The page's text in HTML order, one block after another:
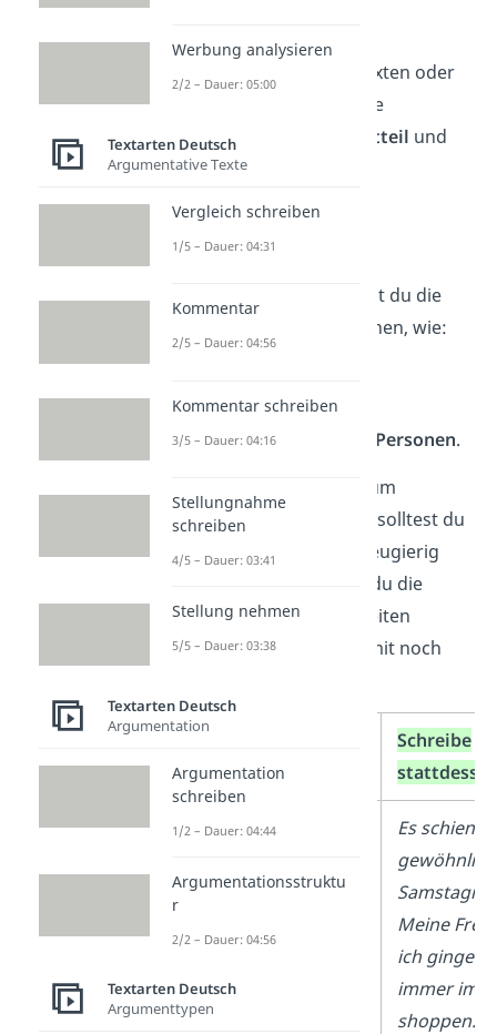
Wie auch in anderen Texten oder
Geschichten gibt es eine
Einleitung
Hauptteil und
denSchluss
Einleitung
nennst du die
wichtigsten Informationen, wie:
dieZeit,
und alle beteiligten Personen.
Auch wenn es erstmal um
allgemeine Dinge geht, solltest du
den Leser hier schon neugierig
machen. Dafür kannst du die
Geschichte mit Einzelheiten
ausschmücken und somit noch
Schreibe
Meine Freundin und
Samstagnachmittag
Es schien
Meine
ich gingen
immer im
shoppen.
Werbung analysieren
2/2 – Dauer: 05:00
Textarten Deutsch
Argumentative Texte
Vergleich schreiben
1/5 – Dauer: 04:31
Kommentar
2/5 – Dauer: 04:56
Kommentar schreiben
3/5 – Dauer: 04:16
Stellungnahme
schreiben
4/5 – Dauer: 03:41
Stellung nehmen
5/5 – Dauer: 03:38
Textarten Deutsch
Argumentation
Argumentation
schreiben
1/2 – Dauer: 04:44
Argumentationsstruktu
r
2/2 – Dauer: 04:56
Textarten Deutsch
Argumenttypen